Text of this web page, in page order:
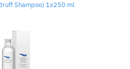
Shampoo) 1x250 ml